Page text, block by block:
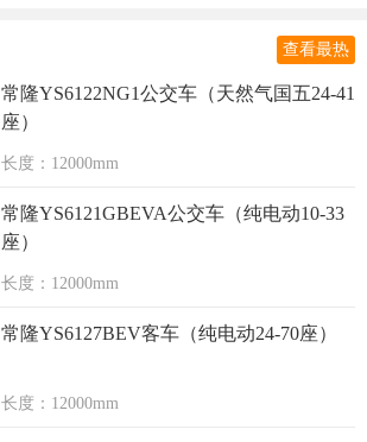
查看最热
常隆YS6122NG1公交车（天然气国五24-41
座）
长度：12000mm
常隆YS6121GBEVA公交车（纯电动10-33
座）
长度：12000mm
常隆YS6127BEV客车（纯电动24-70座）
长度：12000mm